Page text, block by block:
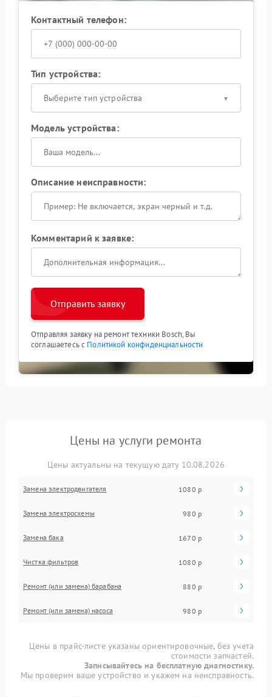
Контактный телефон:
Тип устройства:
Выберите тип устройства
Модель устройства:
Описание неисправности:
Комментарий к заявке:
Отправить заявку
Отправляя заявку на ремонт техники Bosch, Вы
соглашаетесь с Политикой конфиденциальности
Цены на услуги ремонта
Цены актуальны на текущую дату 10.08.2026
Замена электродвигателя 1080 р
Замена электросхемы 980 р
Замена бака 1670 р
Чистка фильтров 1080 р
Ремонт (или замена) барабана 880 р
Ремонт (или замена) насоса 980 р
Цены в прайс-листе указаны ориентировочные, без учета
стоимости запчастей.
Записывайтесь на бесплатную диагностику.
Мы проверим ваше устройство и укажем на неисправность.